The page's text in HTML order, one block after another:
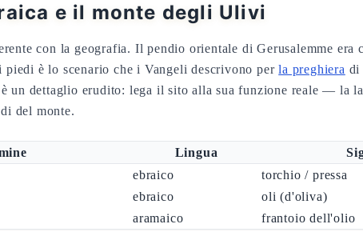
e il monte degli Ulivi
con la geografia. Il pendio orientale di Gerusalemme era
piedi è lo scenario che i Vangeli descrivono perla preghiera di
un dettaglio erudito: lega il sito alla sua funzione reale — la
del monte.
Lingua
ebraico
torchio / pressa
ebraico
oli (d'oliva)
aramaico frantoio dell'olio